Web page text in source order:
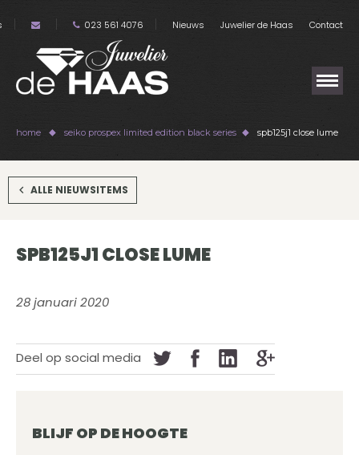
023 561 4076 Nieuws Juwelier de Haas Contact
home seiko prospex limited edition black series spb125j1 close lume
ALLE NIEUWSITEMS
SPB125J1 CLOSE LUME
28 januari 2020
Deel op social media
BLIJF OP DE HOOGTE